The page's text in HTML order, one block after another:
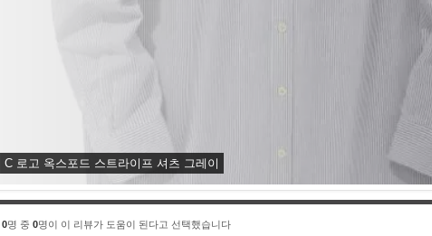
C 로고 옥스포드 스트라이프 셔츠 그레이
0명 중 0명이 이 리뷰가 도움이 된다고 선택했습니다